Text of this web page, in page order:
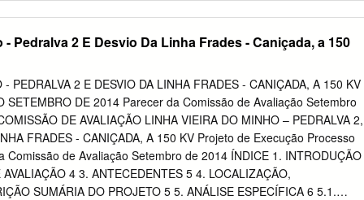
for Humanity Braga History 24 Photography’s Before and After 25
in the Future 26 Global Village Program in Habitat for Humanity
Orientation 27 Sightseeing recommendations 28 Accommodations
packing tips 29 Money exchange, ATM and credit cards 29 Health
safety procedures 30 Emergency Management plan 35
Humanity® Portugal Welcome to Habitat for Humanity Portugal If
it means that you are an exceptional person; you have decided
you will be able to help a family in need and that is amazing. We
country and to thank you for coming to help us improving the living
Pedralva 2 E Desvio Da Linha Frades - Caniçada, a 150
PEDRALVA 2 E DESVIO DA LINHA FRADES - CANIÇADA, A 150 KV
SETEMBRO DE 2014 Parecer da Comissão de Avaliação Setembro
DE AVALIAÇÃO LINHA VIEIRA DO MINHO – PEDRALVA 2,
FRADES - CANIÇADA, A 150 KV Projeto de Execução Processo
Comissão de Avaliação Setembro de 2014 ÍNDICE 1. INTRODUÇÃO
4 3. ANTECEDENTES 5 4. LOCALIZAÇÃO,
SUMÁRIA DO PROJETO 5 5. ANÁLISE ESPECÍFICA 6 5.1.